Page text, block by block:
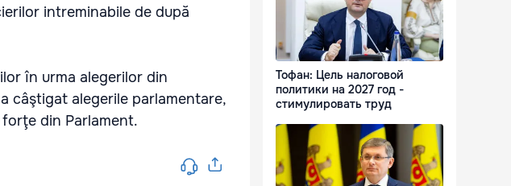
intreminabile de după
în urma alegerilor din
câştigat alegerile parlamentare,
din Parlament.
Тофан: Цель налоговой
политики на 2027 год -
стимулировать труд